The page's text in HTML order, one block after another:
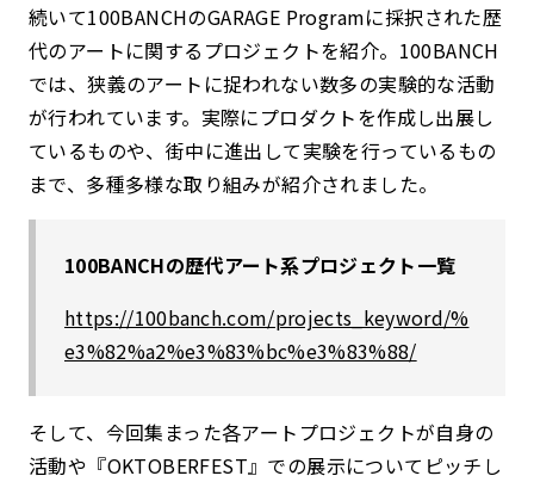
続いて100BANCHのGARAGE Programに採択された歴
代のアートに関するプロジェクトを紹介。100BANCH
では、狭義のアートに捉われない数多の実験的な活動
が行われています。実際にプロダクトを作成し出展し
ているものや、街中に進出して実験を行っているもの
まで、多種多様な取り組みが紹介されました。
100BANCHの歴代アート系プロジェクト一覧
https://100banch.com/projects_keyword/%
e3%82%a2%e3%83%bc%e3%83%88/
そして、今回集まった各アートプロジェクトが自身の
活動や『OKTOBERFEST』での展示についてピッチし